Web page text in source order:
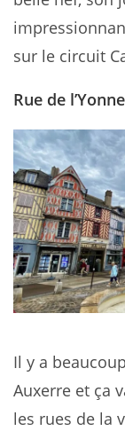
sur le circuit
Rue de
Il y a
Auxerre et ça
les rues de la